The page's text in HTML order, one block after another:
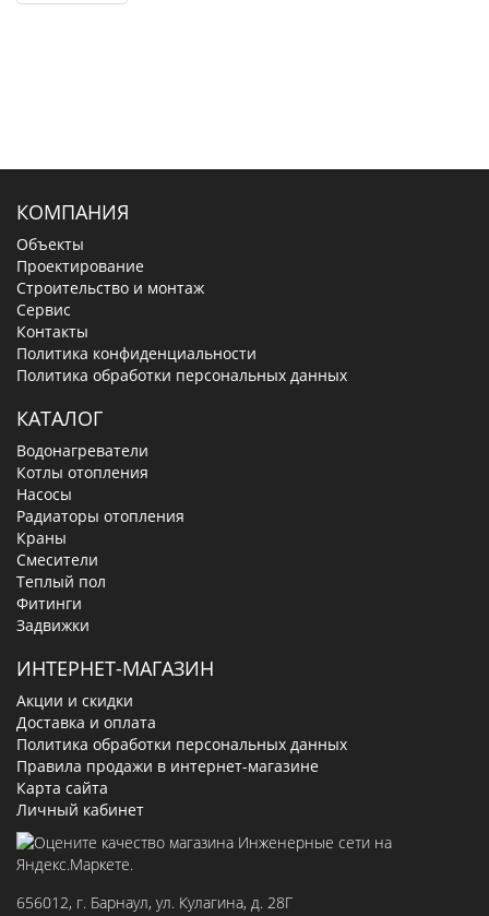
КОМПАНИЯ
Объекты
Проектирование
Строительство и монтаж
Сервис
Контакты
Политика конфиденциальности
Политика обработки персональных данных
КАТАЛОГ
Водонагреватели
Котлы отопления
Насосы
Радиаторы отопления
Краны
Смесители
Теплый пол
Фитинги
Задвижки
ИНТЕРНЕТ-МАГАЗИН
Акции и скидки
Доставка и оплата
Политика обработки персональных данных
Правила продажи в интернет-магазине
Карта сайта
Личный кабинет
656012, г. Барнаул, ул. Кулагина, д. 28Г